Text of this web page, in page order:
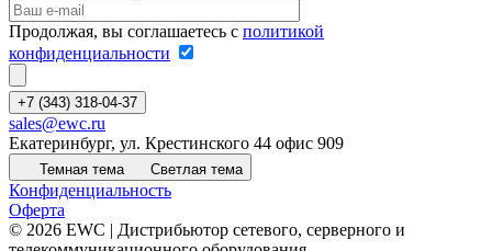
Продолжая, вы соглашаетесь с политикой
конфиденциальности
+7 (343) 318-04-37
sales@ewc.ru
Екатеринбург, ул. Крестинского 44 офис 909
Темная тема Светлая тема
Конфиденциальность
Оферта
© 2026 EWC | Дистрибьютор сетевого, серверного и